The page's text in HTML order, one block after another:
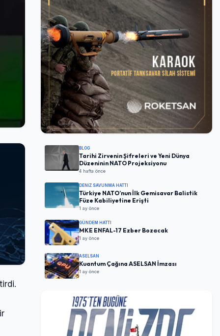
BLOG
Tarihi Zirvenin Şifreleri ve Yeni Dünya
Düzeninin NATO Projeksiyonu
4 hafta önce
DENIZ SAVUNMA HATTI
Türkiye NATO’nun İlk Gemisavar Balistik
Füze Kabiliyetine Erişti
1 ay önce
GÜNDEM HATTI
MKE ENFAL-17 Ezber Bozacak
1 ay önce
ASELSAN
Kuantum Çağına ASELSAN İmzası
1 ay önce